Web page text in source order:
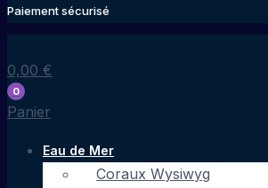
Paiement sécurisé
0,00 €
0
Panier
Eau de Mer
Coraux Wysiwyg